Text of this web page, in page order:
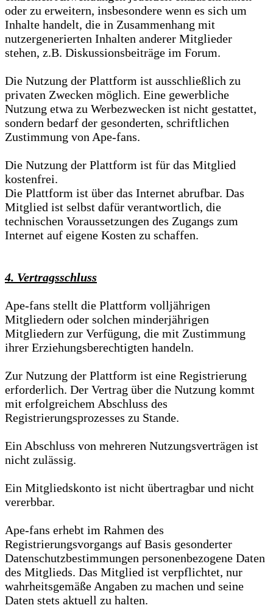
oder zu erweitern, insbesondere wenn es sich um
Inhalte handelt, die in Zusammenhang mit
nutzergenerierten Inhalten anderer Mitglieder
stehen, z.B. Diskussionsbeiträge im Forum.
Die Nutzung der Plattform ist ausschließlich zu
privaten Zwecken möglich. Eine gewerbliche
Nutzung etwa zu Werbezwecken ist nicht gestattet,
sondern bedarf der gesonderten, schriftlichen
Zustimmung von Ape-fans.
Die Nutzung der Plattform ist für das Mitglied
kostenfrei.
Die Plattform ist über das Internet abrufbar. Das
Mitglied ist selbst dafür verantwortlich, die
technischen Voraussetzungen des Zugangs zum
Internet auf eigene Kosten zu schaffen.
4. Vertragsschluss
Ape-fans stellt die Plattform volljährigen
Mitgliedern oder solchen minderjährigen
Mitgliedern zur Verfügung, die mit Zustimmung
ihrer Erziehungsberechtigten handeln.
Zur Nutzung der Plattform ist eine Registrierung
erforderlich. Der Vertrag über die Nutzung kommt
mit erfolgreichem Abschluss des
Registrierungsprozesses zu Stande.
Ein Abschluss von mehreren Nutzungsverträgen ist
nicht zulässig.
Ein Mitgliedskonto ist nicht übertragbar und nicht
vererbbar.
Ape-fans erhebt im Rahmen des
Registrierungsvorgangs auf Basis gesonderter
Datenschutzbestimmungen personenbezogene Daten
des Mitglieds. Das Mitglied ist verpflichtet, nur
wahrheitsgemäße Angaben zu machen und seine
Daten stets aktuell zu halten.